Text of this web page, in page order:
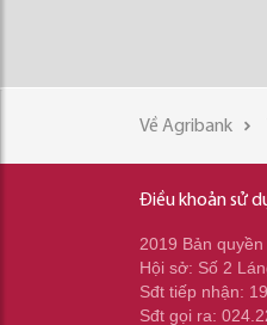
Về Agribank
Điều khoản sử
2019 Bản
Hội sở: Số 2
Sđt tiếp nhận:
Sđt gọi ra: